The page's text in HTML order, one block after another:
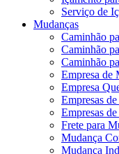
Serviço de
Mudanças
Caminhão
Caminhão
Caminhão
Empresa de
Empresa
Empresas
Empresas
Frete para
Mudança
Mudança